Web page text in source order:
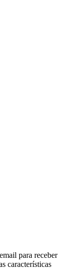
para receber
características